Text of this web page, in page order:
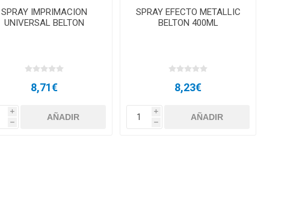
SPRAY IMPRIMACION
UNIVERSAL BELTON
8,71€
i
h
SPRAY EFECTO METALLIC
BELTON 400ML
8,23€
i
h